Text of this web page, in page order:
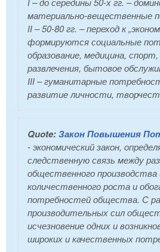
материально-вещественные
ІІ – 50-80 гг. – переход к
формируются социальные
образование, медицина,
развлечения, бытовое
ІІІ – гуманитарные
развитие личности,
Quote:Закон Повышения
- экономический закон,
следственную связь между
общественного производства
количественного роста и
потребностей общества. С
производительных сил
исчезновение одних и
широких и качественных